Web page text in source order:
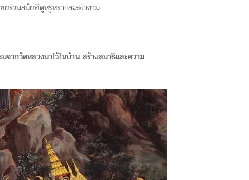
ยร่วมสมัยที่ดูหรูหราและสง่างาม
ากวัดหลวงมาไว้ในบ้าน สร้างสมาธิและความ